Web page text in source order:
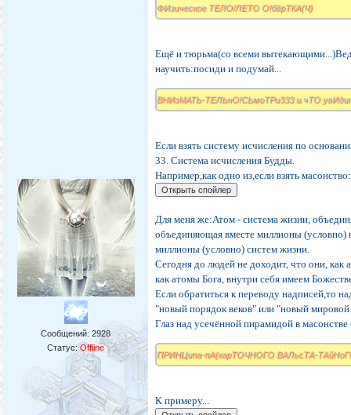
Сообщений:2928
Статус:Offline
ФИзическое ТЕЛО/ЛЕТО О!бёрТКА(Ч)
Ещё и тюрьма(со всеми
научить:посиди и подумай...
ВНИзМАТЬ-ТЕЛЬнО!СЬмоТРи333 и чТО
Если взять систему исчисления по
33. Система исчисления Будды.
Например,как одно из,если взять масонство:
Для меня же:Атом - система жизни,
объединяющая вместе миллионы
миллионы (условно) систем жизни.
Сегодня до людей не доходит, что они,
как атомы Бога, внутри себя имеем
Если обратиться к переводу надписей,то
"новый порядок веков" или "новый
Глаз над усечённой пирамидой в
ПРИНЦипа-пА(карТОЧНОГО ВАЛьсТА-
К примеру...